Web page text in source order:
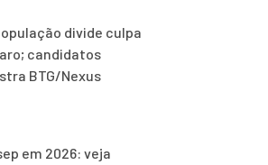
divide culpa
candidatos
BTG/Nexus
em 2026: veja